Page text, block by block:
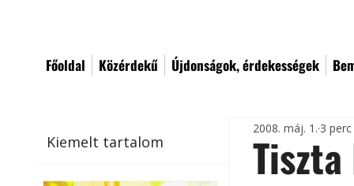
Főoldal Közérdekű Újdonságok, érdekességek
Kiemelt tartalom
2008. máj. 1. 3